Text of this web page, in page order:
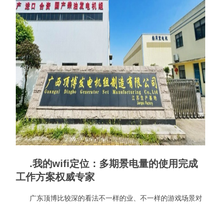
.我的wifi定位：多期景电量的使用完成
工作方案权威专家
广东顶博比较深的看法不一样的业、不一样的游戏场景对